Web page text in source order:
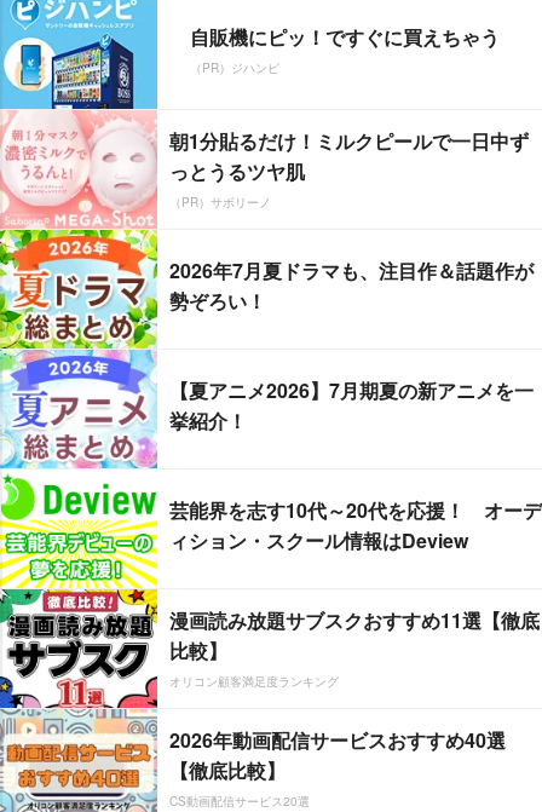
自販機にピッ！ですぐに買えちゃう
（PR）ジハンピ
朝1分貼るだけ！ミルクピールで一日中ず
っとうるツヤ肌
（PR）サボリーノ
2026年7月夏ドラマも、注目作＆話題作が
勢ぞろい！
【夏アニメ2026】7月期夏の新アニメを一
挙紹介！
芸能界を志す10代～20代を応援！ オーデ
ィション・スクール情報はDeview
漫画読み放題サブスクおすすめ11選【徹底
比較】
オリコン顧客満足度ランキング
2026年動画配信サービスおすすめ40選
【徹底比較】
CS動画配信サービス20選